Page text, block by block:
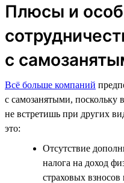
Плюсы и
с
Всё больше компаний
с самозанятыми, поскольку
не встретишь при других
это:
Отсутствие
налога на доход
страховых